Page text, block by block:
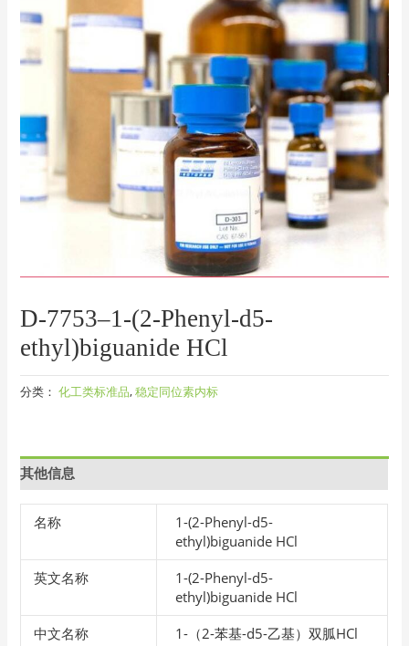
D-7753–1-(2-Phenyl-d5-
ethyl)biguanide HCl
分类：化工类标准品,稳定同位素内标
其他信息
名称
1-(2-Phenyl-d5-
ethyl)biguanide HCl
英文名称
1-(2-Phenyl-d5-
ethyl)biguanide HCl
中文名称
1-（2-苯基-d5-乙基）双胍HCl